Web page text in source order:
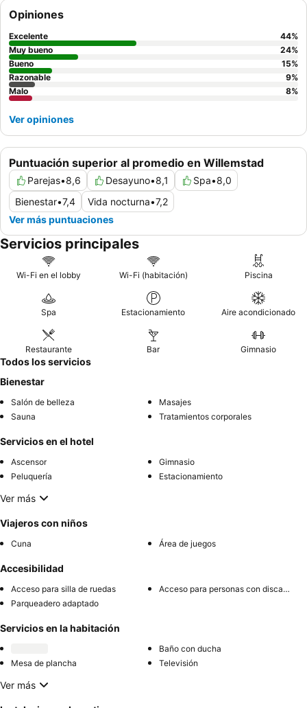
verdaderamente relajante, considere visitar el
masajes en el establecimiento.
Puntuación superior al promedio en Willemstad
Parejas•8,6 Desayuno•8,1 Spa•8,0
Bienestar•7,4 Vida nocturna•7,2
Ver más puntuaciones
Opiniones
Excelente 44%
Muy bueno
24%
Bueno
15%
Razonable
9%
Malo
8%
Ver opiniones
Servicios principales
Wi-Fi en el lobby Wi-Fi (habitación) Piscina
Spa Estacionamiento Aire acondicionado
Restaurante Bar Gimnasio
Todos los servicios
Bienestar
Salón de belleza
Masajes
Sauna
Tratamientos corporales
Servicios en el hotel
Ascensor
Gimnasio
Peluquería
Estacionamiento
Ver más
Viajeros con niños
Cuna Área de juegos
Accesibilidad
Acceso para silla de ruedas
Acceso para personas con discapacidad
Parqueadero adaptado
Servicios en la habitación
Baño con ducha
Mesa de plancha
Televisión
Ver más